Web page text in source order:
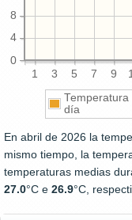
1 3 5 7 9
0
4
8
Temperatura
día
En abril de 2026 la
mismo tiempo, la
temperaturas medias
27.0°C e 26.9°C,